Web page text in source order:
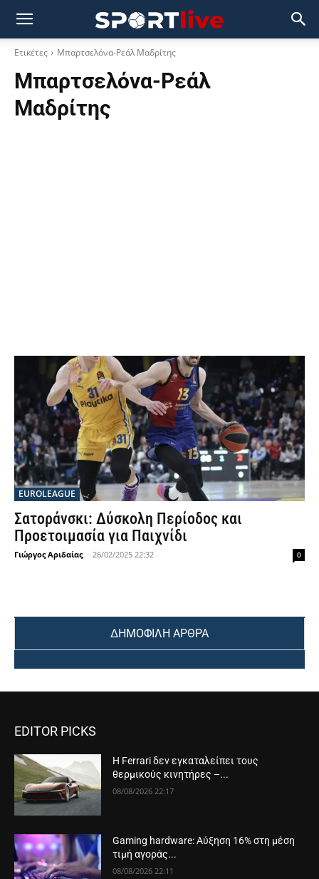
Ετικέτες Μπαρτσελόνα-Ρεάλ Μαδρίτης
Μπαρτσελόνα-Ρεάλ
Μαδρίτης
EUROLEAGUE
Σατοράνσκι: Δύσκολη Περίοδος και
Προετοιμασία για Παιχνίδι
Γιώργος Αριδαίας - 26/02/2025 22:32 0
ΔΗΜΟΦΙΛΗ ΑΡΘΡΑ
EDITOR PICKS
Η Ferrari δεν εγκαταλείπει τους
θερμικούς κινητήρες –...
08/08/2026 22:17
Gaming hardware: Αύξηση 16% στη μέση
τιμή αγοράς...
08/08/2026 22:11